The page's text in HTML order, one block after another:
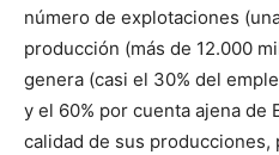
número de explotaciones
producción (más de 12.000
genera (casi el 30% del
y el 60% por cuenta ajena de
calidad de sus